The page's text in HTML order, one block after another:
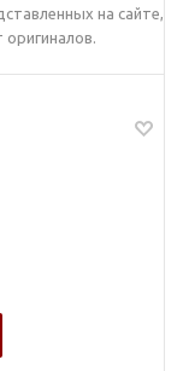
на сайте,
оригиналов.